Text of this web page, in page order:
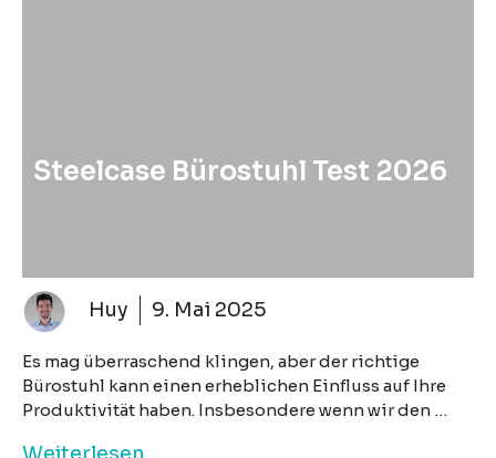
Steelcase Bürostuhl Test 2026
Huy 9. Mai 2025
Es mag überraschend klingen, aber der richtige
Bürostuhl kann einen erheblichen Einfluss auf Ihre
Produktivität haben. Insbesondere wenn wir den …
Weiterlesen